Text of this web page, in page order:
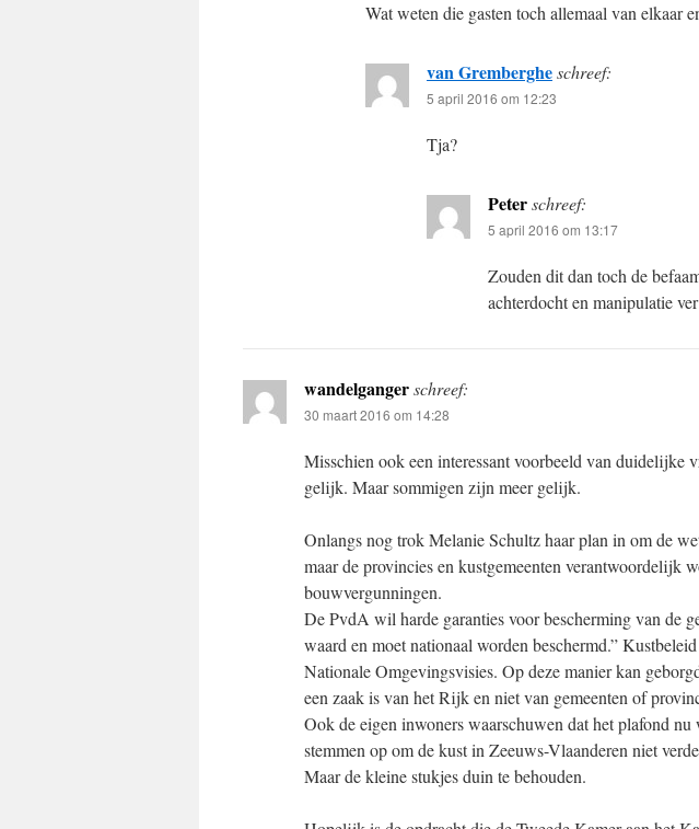
Wat weten die gasten toch allemaal van elkaar
van Grembergheschreef:
5 april 2016 om 12:23
Tja?
Peterschreef:
5 april 2016 om 13:17
Zouden dit dan toch de
achterdocht en manipulatie
wandelgangerschreef:
30 maart 2016 om 14:28
Misschien ook een interessant voorbeeld van duidelijke
gelijk. Maar sommigen zijn meer gelijk.
Onlangs nog trok Melanie Schultz haar plan in om de
maar de provincies en kustgemeenten verantwoordelijk
bouwvergunningen.
De PvdA wil harde garanties voor bescherming van de
waard en moet nationaal worden beschermd.”
Nationale Omgevingsvisies. Op deze manier kan
een zaak is van het Rijk en niet van gemeenten of
Ook de eigen inwoners waarschuwen dat het plafond nu
stemmen op om de kust in Zeeuws-Vlaanderen niet
Maar de kleine stukjes duin te behouden.